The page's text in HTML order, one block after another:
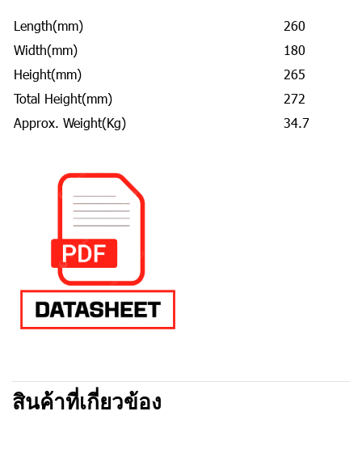
Length(mm)
260
Width(mm)
180
Height(mm)
265
Total Height(mm)
272
Approx. Weight(Kg)
34.7
สินค้าที่เกี่ยวข้อง